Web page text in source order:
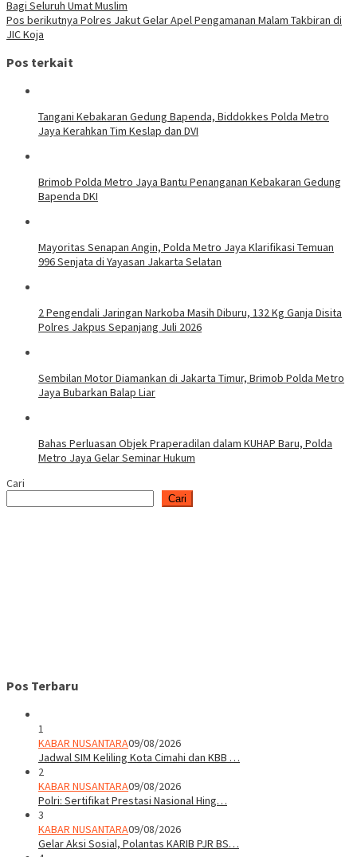
pos
Bagi Seluruh Umat Muslim
Pos berikutnya Polres Jakut Gelar Apel Pengamanan Malam Takbiran di
JIC Koja
Pos terkait
Tangani Kebakaran Gedung Bapenda, Biddokkes Polda Metro
Jaya Kerahkan Tim Keslap dan DVI
Brimob Polda Metro Jaya Bantu Penanganan Kebakaran Gedung
Bapenda DKI
Mayoritas Senapan Angin, Polda Metro Jaya Klarifikasi Temuan
996 Senjata di Yayasan Jakarta Selatan
2 Pengendali Jaringan Narkoba Masih Diburu, 132 Kg Ganja Disita
Polres Jakpus Sepanjang Juli 2026
Sembilan Motor Diamankan di Jakarta Timur, Brimob Polda Metro
Jaya Bubarkan Balap Liar
Bahas Perluasan Objek Praperadilan dalam KUHAP Baru, Polda
Metro Jaya Gelar Seminar Hukum
Cari
Cari
Pos Terbaru
1
KABAR NUSANTARA09/08/2026
Jadwal SIM Keliling Kota Cimahi dan KBB …
2
KABAR NUSANTARA09/08/2026
Polri: Sertifikat Prestasi Nasional Hing…
3
KABAR NUSANTARA09/08/2026
Gelar Aksi Sosial, Polantas KARIB PJR BS…